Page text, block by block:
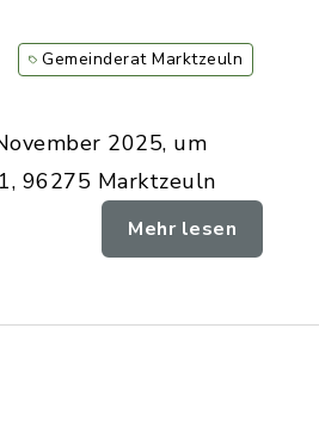
Gemeinderat Marktzeuln
2025, um
96275 Marktzeuln
Mehr lesen